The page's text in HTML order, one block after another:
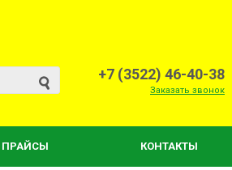
+7 (3522) 46-40-38
Заказать звонок
ПРАЙСЫ КОНТАКТЫ